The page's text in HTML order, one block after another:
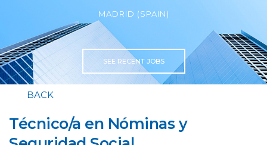
MADRID (SPAIN)
SEE RECENT JOBS
BACK
Técnico/a en Nóminas y